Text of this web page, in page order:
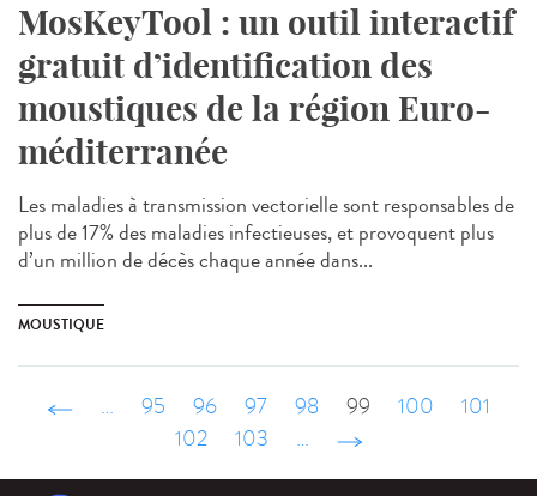
MosKeyTool : un outil interactif
gratuit d’identification des
moustiques de la région Euro-
méditerranée
Les maladies à transmission vectorielle sont responsables de
plus de 17% des maladies infectieuses, et provoquent plus
d’un million de décès chaque année dans...
MOUSTIQUE
‹ précédent
… 95 96 97 98 99 100
101
102
103 … suivant ›